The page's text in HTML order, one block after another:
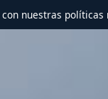
nuestras políticas